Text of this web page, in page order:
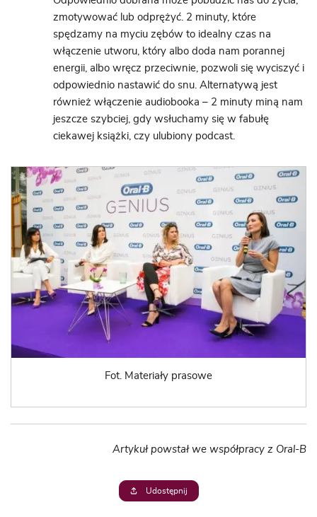
zmotywować lub odprężyć. 2 minuty, które
spędzamy na myciu zębów to idealny czas na
włączenie utworu, który albo doda nam porannej
energii, albo wręcz przeciwnie, pozwoli się wyciszyć i
odpowiednio nastawić do snu. Alternatywą jest
również włączenie audiobooka – 2 minuty miną nam
jeszcze szybciej, gdy wsłuchamy się w fabułę
ciekawej książki, czy ulubiony podcast.
Fot. Materiały prasowe
Artykuł powstał we współpracy z Oral-B
Udostępnij